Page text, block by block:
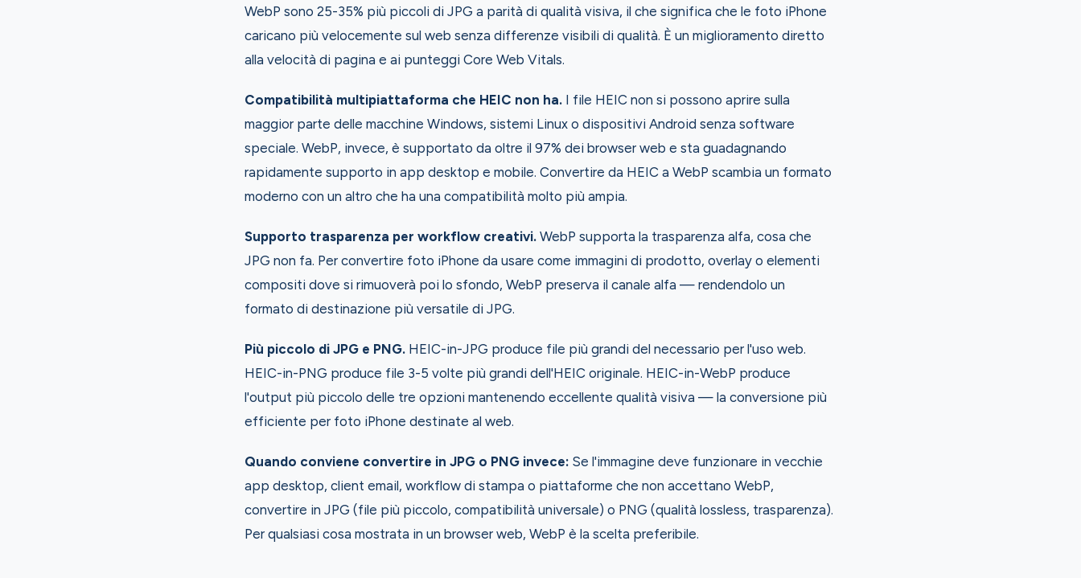
WebP sono 25-35% più piccoli di JPG a parità di qualità visiva, il che significa che le foto iPhone
caricano più velocemente sul web senza differenze visibili di qualità. È un miglioramento diretto
alla velocità di pagina e ai punteggi Core Web Vitals.
Compatibilità multipiattaforma che HEIC non ha. I file HEIC non si possono aprire sulla
maggior parte delle macchine Windows, sistemi Linux o dispositivi Android senza software
speciale. WebP, invece, è supportato da oltre il 97% dei browser web e sta guadagnando
rapidamente supporto in app desktop e mobile. Convertire da HEIC a WebP scambia un formato
moderno con un altro che ha una compatibilità molto più ampia.
Supporto trasparenza per workflow creativi. WebP supporta la trasparenza alfa, cosa che
JPG non fa. Per convertire foto iPhone da usare come immagini di prodotto, overlay o elementi
compositi dove si rimuoverà poi lo sfondo, WebP preserva il canale alfa — rendendolo un
formato di destinazione più versatile di JPG.
Più piccolo di JPG e PNG. HEIC-in-JPG produce file più grandi del necessario per l'uso web.
HEIC-in-PNG produce file 3-5 volte più grandi dell'HEIC originale. HEIC-in-WebP produce
l'output più piccolo delle tre opzioni mantenendo eccellente qualità visiva — la conversione più
efficiente per foto iPhone destinate al web.
Quando conviene convertire in JPG o PNG invece: Se l'immagine deve funzionare in vecchie
app desktop, client email, workflow di stampa o piattaforme che non accettano WebP,
convertire in JPG (file più piccolo, compatibilità universale) o PNG (qualità lossless, trasparenza).
Per qualsiasi cosa mostrata in un browser web, WebP è la scelta preferibile.